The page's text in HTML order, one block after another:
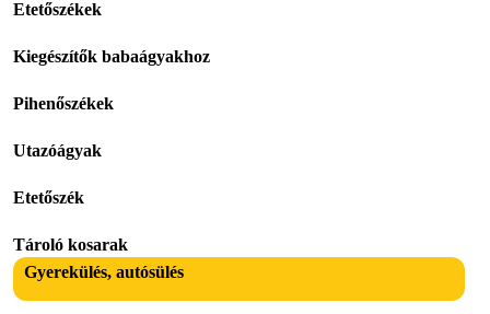
Etetőszékek
Kiegészítők babaágyakhoz
Pihenőszékek
Utazóágyak
Etetőszék
Tároló kosarak
Gyerekülés, autósülés